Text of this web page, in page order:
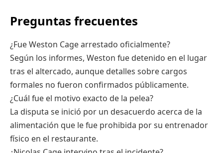
Preguntas frecuentes
¿Fue Weston Cage arrestado oficialmente?
Según los informes, Weston fue detenido en el lugar
tras el altercado, aunque detalles sobre cargos
formales no fueron confirmados públicamente.
¿Cuál fue el motivo exacto de la pelea?
La disputa se inició por un desacuerdo acerca de la
alimentación que le fue prohibida por su entrenador
físico en el restaurante.